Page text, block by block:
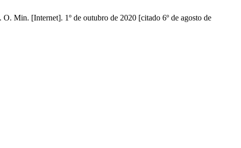
Min. [Internet]. 1º de outubro de 2020 [citado 6º de agosto de